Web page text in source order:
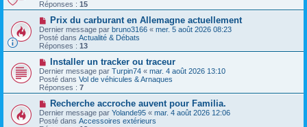
s
s
a
g
e
e
a
u
m
e
s
s
a
g
e
Réponses : 15
N
o
u
v
e
a
u
m
e
s
s
a
g
e
Prix ​​du carburant en Allemagne actuellement
Dernier message par bruno3166 « mer. 5 août 2026 08:23
Posté dans Actualité & Débats
Réponses : 13
N
o
u
v
e
a
u
m
Installer un tracker ou traceur
Dernier message par Turpin74 « mar. 4 août 2026 13:10
Posté dans Vol de véhicules & Arnaques
Réponses : 7
N
o
u
Recherche accroche auvent pour Familia.
Dernier message par Yolande95 « mar. 4 août 2026 12:06
Posté dans Accessoires extérieurs